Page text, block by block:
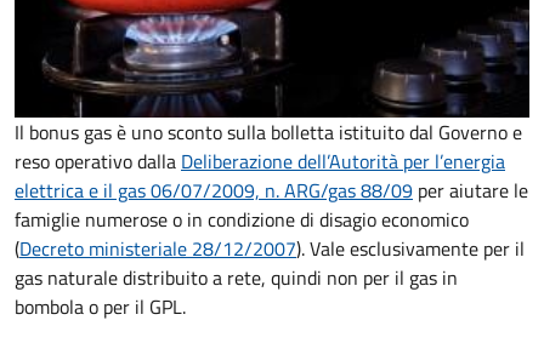
Il bonus gas è uno sconto sulla bolletta istituito dal Governo e
reso operativo dalla Deliberazione dell’Autorità per l’energia
elettrica e il gas 06/07/2009, n. ARG/gas 88/09 per aiutare le
famiglie numerose o in condizione di disagio economico
(Decreto ministeriale 28/12/2007). Vale esclusivamente per il
gas naturale distribuito a rete, quindi non per il gas in
bombola o per il GPL.